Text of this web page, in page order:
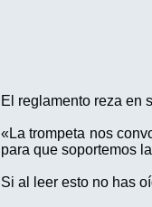
El reglamento reza en
«La trompeta nos
para que soportemos
Si al leer esto no has